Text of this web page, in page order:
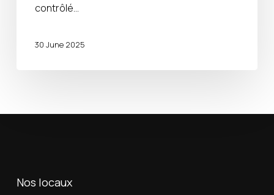
contrôlé…
30 June 2025
Nos locaux